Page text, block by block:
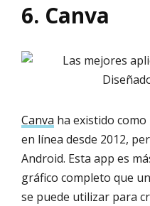
6. Canva
Canva ha existido
en línea desde 2012,
Android. Esta app es
gráfico completo que
se puede utilizar para